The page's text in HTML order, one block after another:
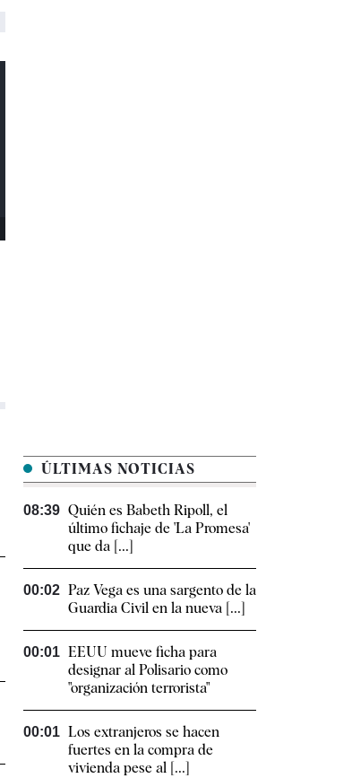
ÚLTIMAS NOTICIAS
08:39 Quién es Babeth Ripoll, el
último fichaje de 'La Promesa'
que da [...]
00:02 Paz Vega es una sargento de la
Guardia Civil en la nueva [...]
00:01 EEUU mueve ficha para
designar al Polisario como
"organización terrorista"
00:01 Los extranjeros se hacen
fuertes en la compra de
vivienda pese al [...]